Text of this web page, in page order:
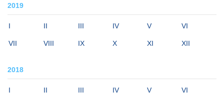
2019
I II III IV V VI
VII VIII IX X XI XII
2018
I II III IV V VI